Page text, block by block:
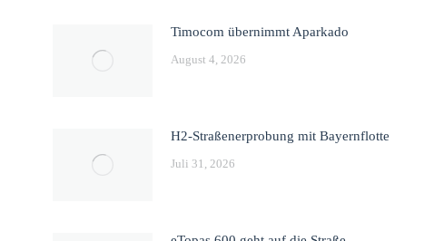
Timocom übernimmt Aparkado
August 4, 2026
H2-Straßenerprobung mit Bayernflotte
Juli 31, 2026